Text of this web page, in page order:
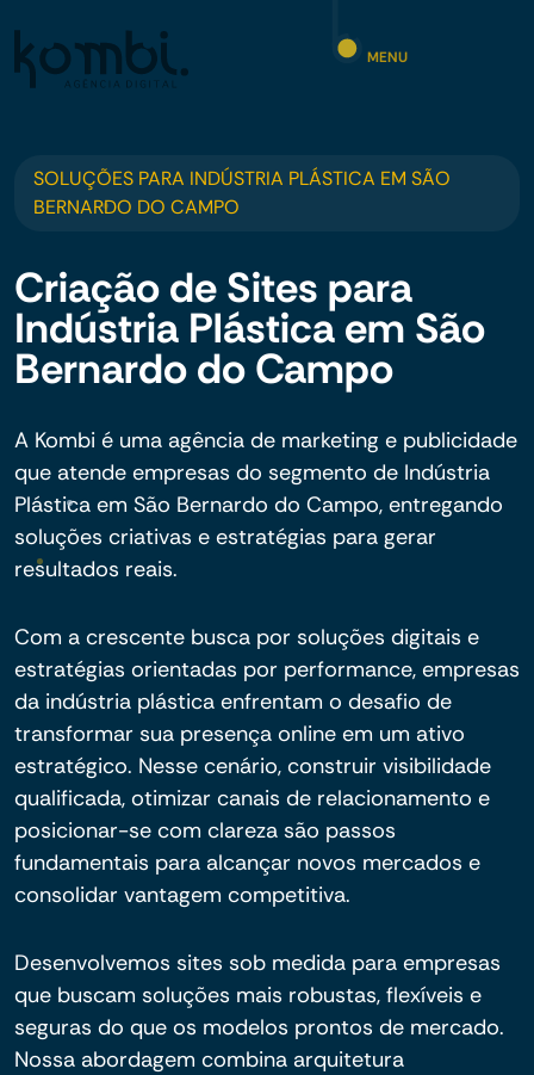
MENU
SOLUÇÕES PARA INDÚSTRIA PLÁSTICA EM SÃO
BERNARDO DO CAMPO
Criação de Sites para
Indústria Plástica em São
Bernardo do Campo
A Kombi é uma agência de marketing e publicidade
que atende empresas do segmento de Indústria
Plástica em São Bernardo do Campo, entregando
soluções criativas e estratégias para gerar
resultados reais.
Com a crescente busca por soluções digitais e
estratégias orientadas por performance, empresas
da indústria plástica enfrentam o desafio de
transformar sua presença online em um ativo
estratégico. Nesse cenário, construir visibilidade
qualificada, otimizar canais de relacionamento e
posicionar-se com clareza são passos
fundamentais para alcançar novos mercados e
consolidar vantagem competitiva.
Desenvolvemos sites sob medida para empresas
que buscam soluções mais robustas, flexíveis e
seguras do que os modelos prontos de mercado.
Nossa abordagem combina arquitetura